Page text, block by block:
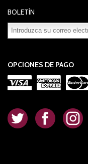
BOLETÍN
OPCIONES DE PAGO
. . .